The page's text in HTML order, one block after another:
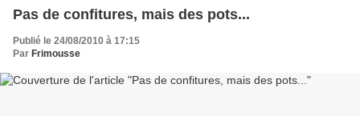
Pas de confitures, mais des pots...
Publié le 24/08/2010 à 17:15
Par Frimousse